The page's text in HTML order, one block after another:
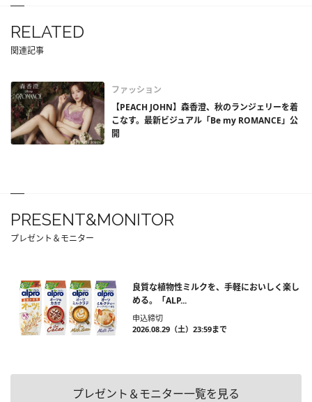
RELATED
関連記事
ファッション
【PEACH JOHN】森香澄、秋のランジェリーを着
こなす。最新ビジュアル「Be my ROMANCE」公
開
PRESENT&MONITOR
プレゼント＆モニター
良質な植物性ミルクを、手軽においしく楽し
める。「ALP...
申込締切
2026.08.29（土）23:59まで
プレゼント＆モニター一覧を見る